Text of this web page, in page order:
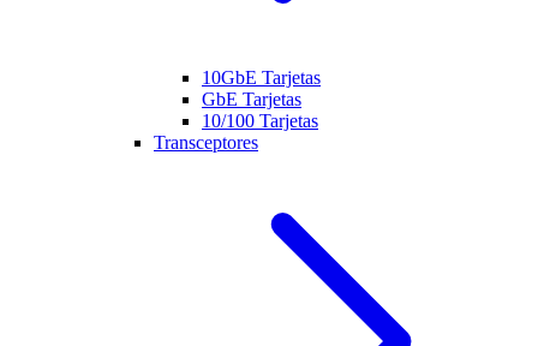
10GbE Tarjetas
GbE Tarjetas
10/100 Tarjetas
Transceptores